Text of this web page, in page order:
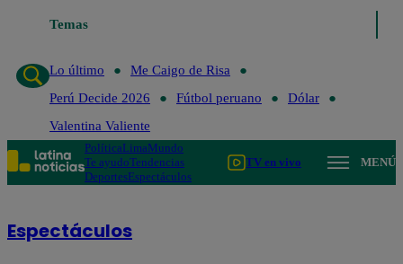
Temas
de Risa Perú Decide 2026
Lo último
Me Caigo de Risa
Perú Decide 2026
Fútbol peruano
Dólar
Valentina Valiente
PolíticaLimaMundo
Te ayudoTendencias
DeportesEspectáculos
TV en vivo MENÚ
Espectáculos